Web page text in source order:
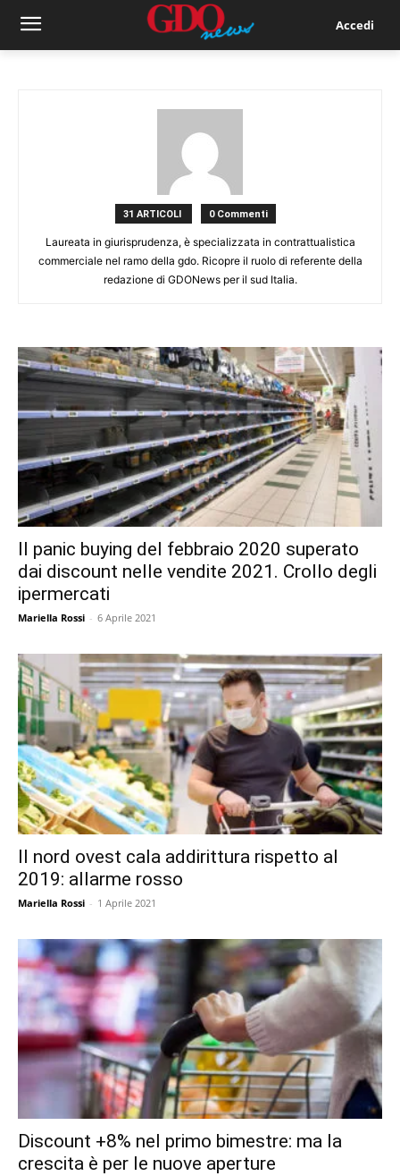
Accedi
31 ARTICOLI 0 Commenti
Laureata in giurisprudenza, è specializzata in contrattualistica
commerciale nel ramo della gdo. Ricopre il ruolo di referente della
redazione di GDONews per il sud Italia.
Il panic buying del febbraio 2020 superato
dai discount nelle vendite 2021. Crollo degli
ipermercati
Mariella Rossi - 6 Aprile 2021
Il nord ovest cala addirittura rispetto al
2019: allarme rosso
Mariella Rossi - 1 Aprile 2021
Discount +8% nel primo bimestre: ma la
crescita è per le nuove aperture